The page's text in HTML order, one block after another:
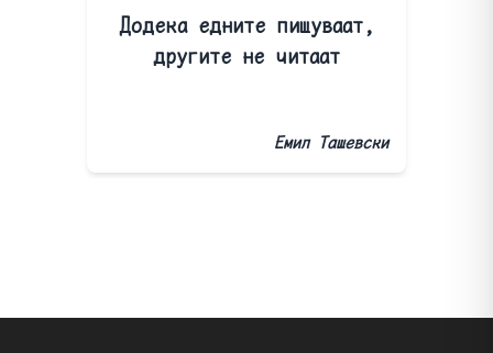
Додека едните пишуваат,
другите не читаат
Емил Ташевски